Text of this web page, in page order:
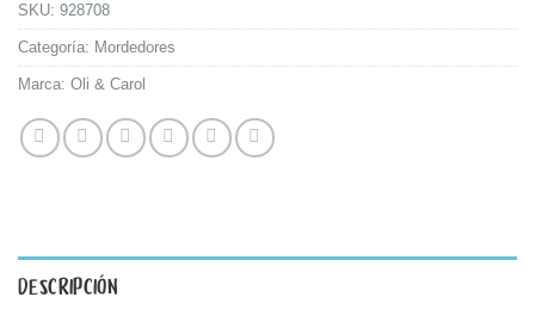
SKU: 928708
Categoría: Mordedores
Marca: Oli & Carol
DESCRIPCIÓN